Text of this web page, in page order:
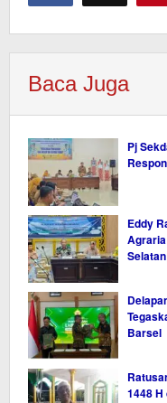
Baca Juga
Pj
Eddy
Selatan
Barsel
1448